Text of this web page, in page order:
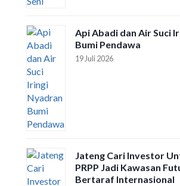
Api Abadi dan Air Suci
Bumi Pendawa
19 Juli 2026
Jateng Cari Investor
PRPP Jadi Kawasan
Bertaraf Internasional